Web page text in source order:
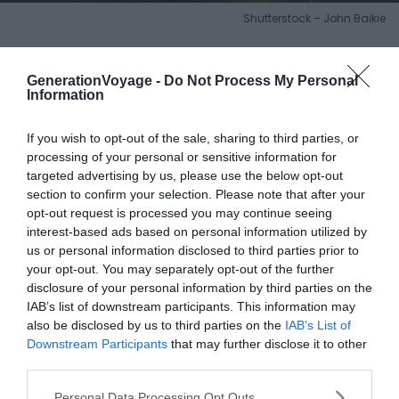
GenerationVoyage - Do Not Process My Personal
Information
If you wish to opt-out of the sale, sharing to third parties, or
processing of your personal or sensitive information for
targeted advertising by us, please use the below opt-out
section to confirm your selection. Please note that after your
opt-out request is processed you may continue seeing
interest-based ads based on personal information utilized by
us or personal information disclosed to third parties prior to
your opt-out. You may separately opt-out of the further
disclosure of your personal information by third parties on the
IAB’s list of downstream participants. This information may
also be disclosed by us to third parties on the IAB’s List of
Downstream Participants that may further disclose it to other
Shutterstock – John Baikie
, situé
dans la région pittoresque d’Inverness, est l’un des
cercles de pierres les plus célèbres et les plus
escale incontournable pour qui veut explorer les
légendairesHighlands et visiter les menhirs en Écosse.
Pour en savoir plus :Le site préhistoriqueClava Cairns
situe à seulement 10 km à l’est d’Inverness, près du
champ de bataille historique de Cullodendans les
Highlands. Facilement accessible en voiture, il
impressionne avec ses grands cairns entourés de
cercles de pierres et de menhirs orientés vers le coucher
du soleil d’hiver. Ces détails témoignent de l’importance